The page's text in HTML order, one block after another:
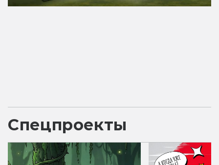
Спецпроекты